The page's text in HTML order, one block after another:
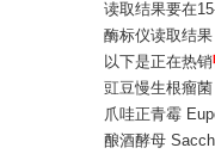
读取结果要在
酶标仪读取结
以下是正在热销
豇豆慢生根瘤
爪哇正青霉
酿酒酵母